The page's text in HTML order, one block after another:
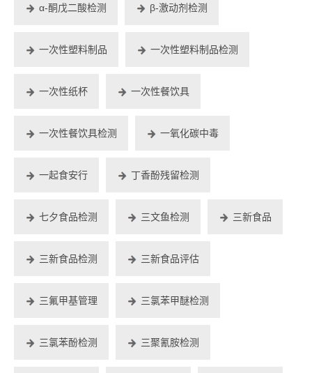
α-酮戊二酸检测 β-激动剂检测
一次性塑料制品 一次性塑料制品检测
一次性纸杯 一次性餐饮具
一次性餐饮具检测 一氧化碳中毒
一起食安行 丁香酚残留检测
七夕食品检测 三文鱼检测 三新食品
三新食品检测 三新食品评估
三氟甲基管理 三氯苯甲醚检测
三氯苯酚检测 三聚氰胺检测